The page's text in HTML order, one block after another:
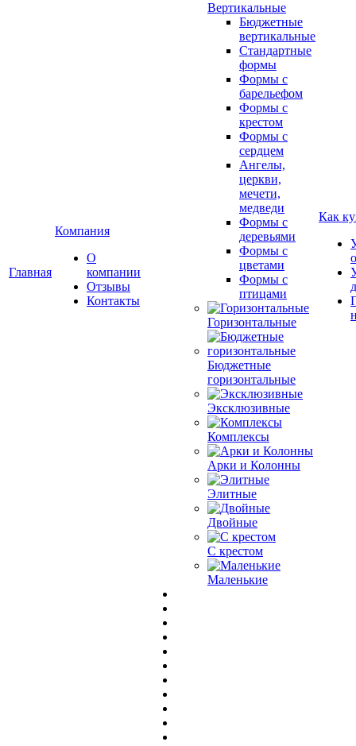
Главная
Компания
О
компании
Отзывы
Контакты
Вертикальные
Бюджетные
вертикальные
Стандартные
формы
Формы с
барельефом
Формы с
крестом
Формы с
сердцем
Ангелы,
церкви,
мечети,
медведи
Формы с
деревьями
Формы с
цветами
Формы с
птицами
Горизонтальные
Бюджетные
горизонтальные
Эксклюзивные
Комплексы
Арки и Колонны
Элитные
Двойные
С крестом
Маленькие
Как